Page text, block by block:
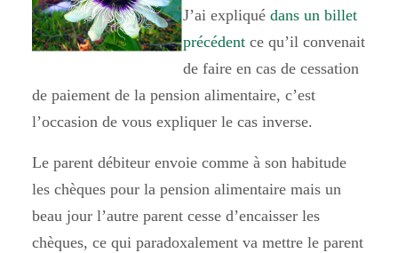
J’ai expliqué dans un billet
précédent ce qu’il convenait
de faire en cas de cessation
de paiement de la pension alimentaire, c’est
l’occasion de vous expliquer le cas inverse.
Le parent débiteur envoie comme à son habitude
les chèques pour la pension alimentaire mais un
beau jour l’autre parent cesse d’encaisser les
chèques, ce qui paradoxalement va mettre le parent